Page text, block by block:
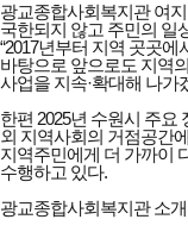
광교종합사회복지관 여
국한되지 않고 주민의 일
“2017년부터 지역 곳곳
바탕으로 앞으로도 지역
사업을 지속·확대해 나가
한편 2025년 수원시 주요
외 지역사회의 거점공간
지역주민에게 더 가까이
수행하고 있다.
광교종합사회복지관 소개